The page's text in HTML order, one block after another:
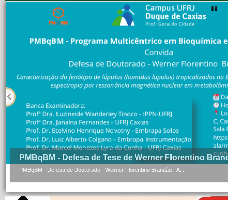
PMBqBM - Defesa de Tese de Werner Florentino
PMBqBM - Defesa de Doutorado - Werner Florentino Brandão A...